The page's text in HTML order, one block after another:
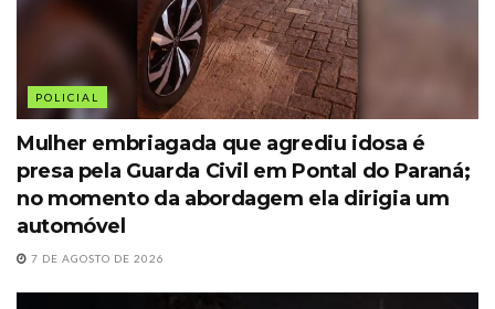
POLICIAL
Mulher embriagada que agrediu idosa é
presa pela Guarda Civil em Pontal do Paraná;
no momento da abordagem ela dirigia um
automóvel
7 DE AGOSTO DE 2026